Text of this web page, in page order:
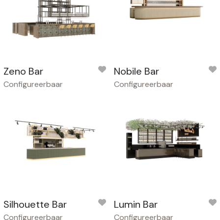
Zeno Bar
Configureerbaar
Nobile Bar
Configureerbaar
Silhouette Bar
Configureerbaar
Lumin Bar
Configureerbaar